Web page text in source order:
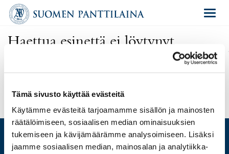
Tämä sivusto käyttää evästeitä
Käytämme evästeitä tarjoamamme sisällön ja mainosten
räätälöimiseen, sosiaalisen median ominaisuuksien
tukemiseen ja kävijämäärämme analysoimiseen. Lisäksi
jaamme sosiaalisen median, mainosalan ja analytiikka-
Haettua esinettä ei löytynyt
Olet antanut virheellisen osoitteen tai kyseinen esine on poistettu